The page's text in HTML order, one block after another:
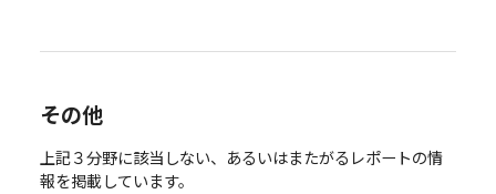
その他
上記３分野に該当しない、あるいはまたがるレポートの情
報を掲載しています。